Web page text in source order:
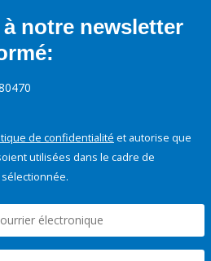
notre newsletter
de confidentialité et autorise que
utilisées dans le cadre de